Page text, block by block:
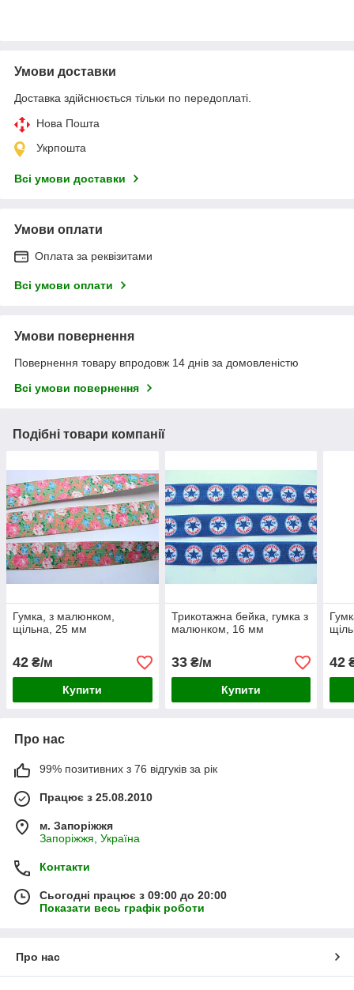
Умови доставки
Доставка здійснюється тільки по передоплаті.
Нова Пошта
Укрпошта
Всі умови доставки
Умови оплати
Оплата за реквізитами
Всі умови оплати
Умови повернення
Повернення товару впродовж 14 днів за домовленістю
Всі умови повернення
Подібні товари компанії
Гумка, з малюнком,
щільна, 25 мм
42 ₴/м
Купити
Трикотажна бейка, гумка з
малюнком, 16 мм
33₴/м
Купити
42
Про нас
99% позитивних з 76 відгуків за рік
Працює з 25.08.2010
м. Запоріжжя
Запоріжжя, Україна
Контакти
Сьогодні працює з 09:00 до 20:00
Показати весь графік роботи
Про нас